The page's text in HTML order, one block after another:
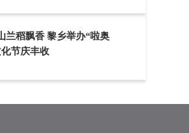
兰稻飘香 黎乡举办“啦奥
节庆丰收